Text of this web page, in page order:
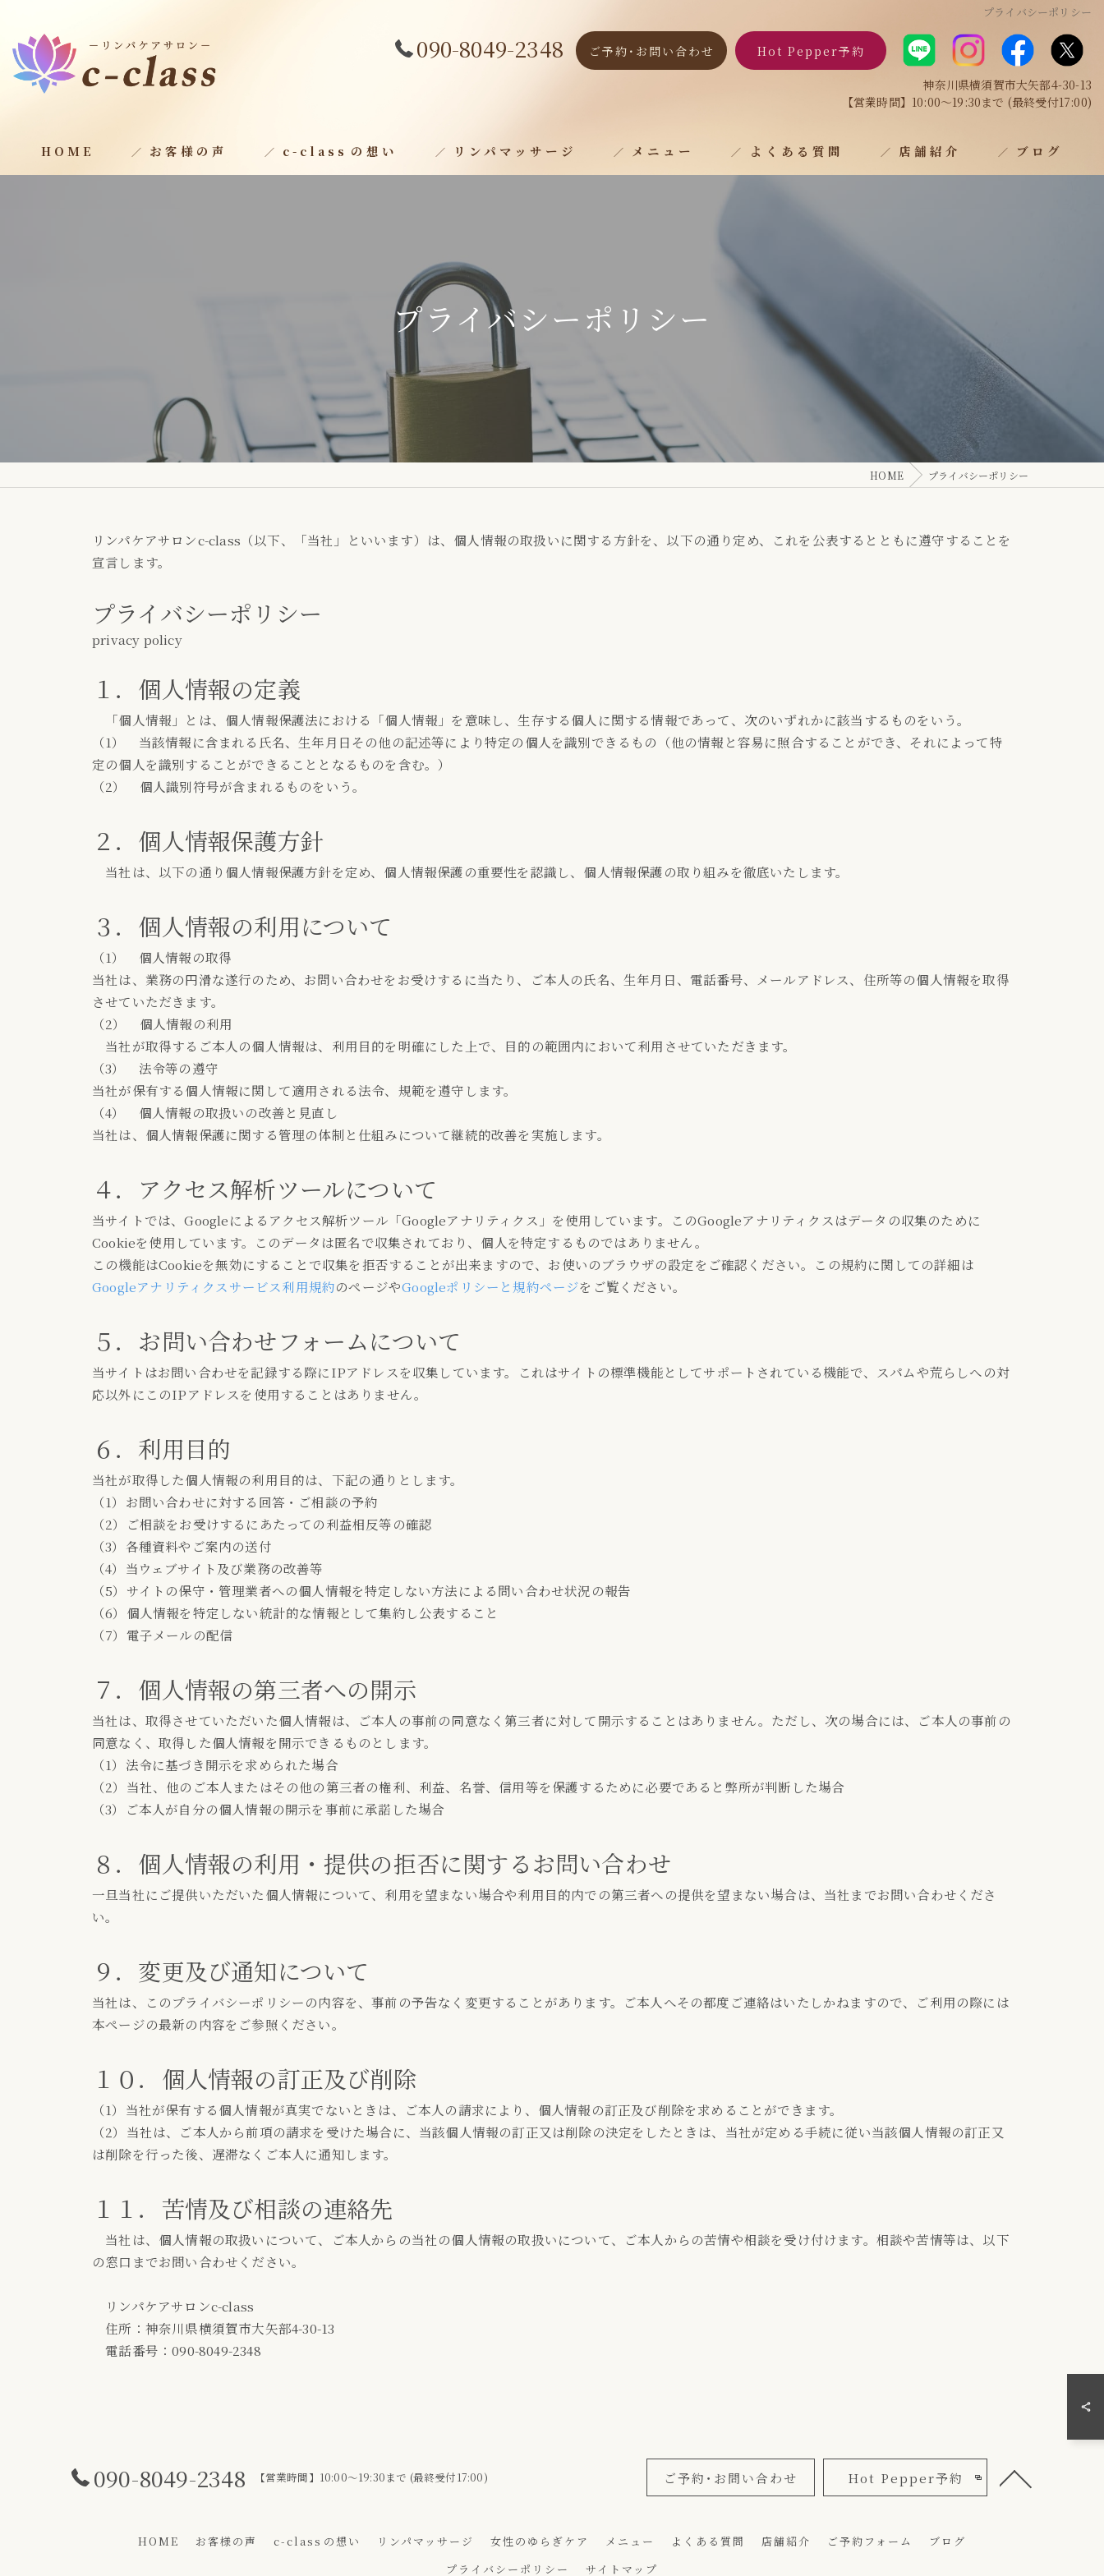
プライバシーポリシー
090-8049-2348 ご予約･お問い合わせ Hot Pepper予約
神奈川県横須賀市大矢部4-30-13
【営業時間】10:00～19:30まで (最終受付17:00)
HOME お客様の声 c-class⁨の想い リンパマッサージ メニュー よくある質問 店舗紹介 ブログ
プライバシーポリシー
HOME プライバシーポリシー
リンパケアサロンc-class（以下、「当社」といいます）は、個人情報の取扱いに関する方針を、以下の通り定め、これを公表するとともに遵守することを
宣言します。
プライバシーポリシー
privacy policy
１．個人情報の定義
「個人情報」とは、個人情報保護法における「個人情報」を意味し、生存する個人に関する情報であって、次のいずれかに該当するものをいう。
（1） 当該情報に含まれる氏名、生年月日その他の記述等により特定の個人を識別できるもの（他の情報と容易に照合することができ、それによって特
定の個人を識別することができることとなるものを含む。）
（2） 個人識別符号が含まれるものをいう。
２．個人情報保護方針
当社は、以下の通り個人情報保護方針を定め、個人情報保護の重要性を認識し、個人情報保護の取り組みを徹底いたします。
３．個人情報の利用について
（1） 個人情報の取得
当社は、業務の円滑な遂行のため、お問い合わせをお受けするに当たり、ご本人の氏名、生年月日、電話番号、メールアドレス、住所等の個人情報を取得
させていただきます。
（2） 個人情報の利用
当社が取得するご本人の個人情報は、利用目的を明確にした上で、目的の範囲内において利用させていただきます。
（3） 法令等の遵守
当社が保有する個人情報に関して適用される法令、規範を遵守します。
（4） 個人情報の取扱いの改善と見直し
当社は、個人情報保護に関する管理の体制と仕組みについて継続的改善を実施します。
４．アクセス解析ツールについて
当サイトでは、Googleによるアクセス解析ツール「Googleアナリティクス」を使用しています。このGoogleアナリティクスはデータの収集のために
Cookieを使用しています。このデータは匿名で収集されており、個人を特定するものではありません。
この機能はCookieを無効にすることで収集を拒否することが出来ますので、お使いのブラウザの設定をご確認ください。この規約に関しての詳細は
Googleアナリティクスサービス利用規約のページやGoogleポリシーと規約ページをご覧ください。
５．お問い合わせフォームについて
当サイトはお問い合わせを記録する際にIPアドレスを収集しています。これはサイトの標準機能としてサポートされている機能で、スパムや荒らしへの対
応以外にこのIPアドレスを使用することはありません。
６．利用目的
当社が取得した個人情報の利用目的は、下記の通りとします。
（1）お問い合わせに対する回答・ご相談の予約
（2）ご相談をお受けするにあたっての利益相反等の確認
（3）各種資料やご案内の送付
（4）当ウェブサイト及び業務の改善等
（5）サイトの保守・管理業者への個人情報を特定しない方法による問い合わせ状況の報告
（6）個人情報を特定しない統計的な情報として集約し公表すること
（7）電子メールの配信
７．個人情報の第三者への開示
当社は、取得させていただいた個人情報は、ご本人の事前の同意なく第三者に対して開示することはありません。ただし、次の場合には、ご本人の事前の
同意なく、取得した個人情報を開示できるものとします。
（1）法令に基づき開示を求められた場合
（2）当社、他のご本人またはその他の第三者の権利、利益、名誉、信用等を保護するために必要であると弊所が判断した場合
（3）ご本人が自分の個人情報の開示を事前に承諾した場合
８．個人情報の利用・提供の拒否に関するお問い合わせ
一旦当社にご提供いただいた個人情報について、利用を望まない場合や利用目的内での第三者への提供を望まない場合は、当社までお問い合わせくださ
い。
９．変更及び通知について
当社は、このプライバシーポリシーの内容を、事前の予告なく変更することがあります。ご本人へその都度ご連絡はいたしかねますので、ご利用の際には
本ページの最新の内容をご参照ください。
１０．個人情報の訂正及び削除
（1）当社が保有する個人情報が真実でないときは、ご本人の請求により、個人情報の訂正及び削除を求めることができます。
（2）当社は、ご本人から前項の請求を受けた場合に、当該個人情報の訂正又は削除の決定をしたときは、当社が定める手続に従い当該個人情報の訂正又
は削除を行った後、遅滞なくご本人に通知します。
１１．苦情及び相談の連絡先
当社は、個人情報の取扱いについて、ご本人からの当社の個人情報の取扱いについて、ご本人からの苦情や相談を受け付けます。相談や苦情等は、以下
の窓口までお問い合わせください。
リンパケアサロンc-class
住所：神奈川県横須賀市大矢部4-30-13
電話番号：090-8049-2348
090-8049-2348 【営業時間】10:00～19:30まで (最終受付17:00) ご予約･お問い合わせ Hot Pepper予約
HOME お客様の声 c-class⁨の想い リンパマッサージ 女性のゆらぎケア メニュー よくある質問 店舗紹介 ご予約フォーム
ブログ
プライバシーポリシー
サイトマップ